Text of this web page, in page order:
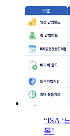
“ISA ‘
목!